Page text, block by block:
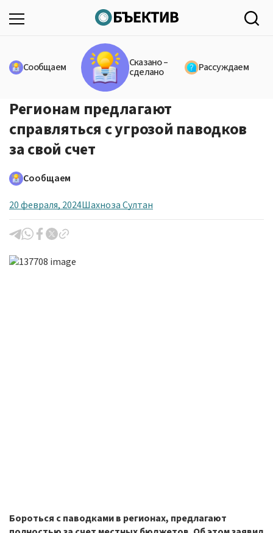
Сообщаем Сказано –
сделано Рассуждаем
Регионам предлагают
справляться с угрозой паводков
за свой счет
Сообщаем
20 февраля, 2024Шахноза Султан
Бороться с паводками в регионах, предлагают